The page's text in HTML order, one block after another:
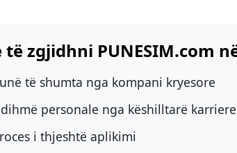
të zgjidhni PUNESIM.com
të shumta nga kompani kryesore
personale nga këshilltarë karriere
i thjeshtë aplikimi